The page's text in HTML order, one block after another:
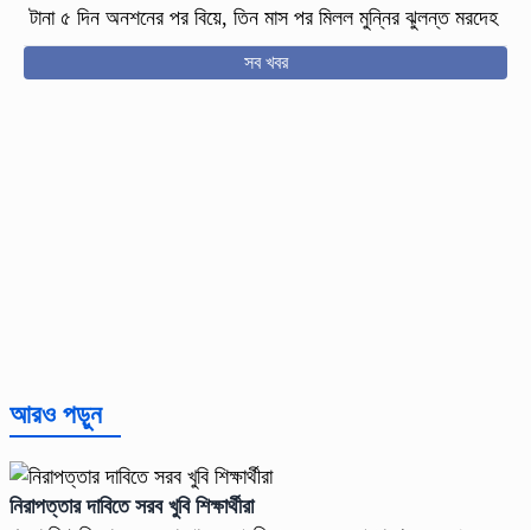
টানা ৫ দিন অনশনের পর বিয়ে, তিন মাস পর মিলল মুন্নির ঝুলন্ত মরদেহ
সব খবর
আরও পড়ুন
নিরাপত্তার দাবিতে সরব খুবি শিক্ষার্থীরা